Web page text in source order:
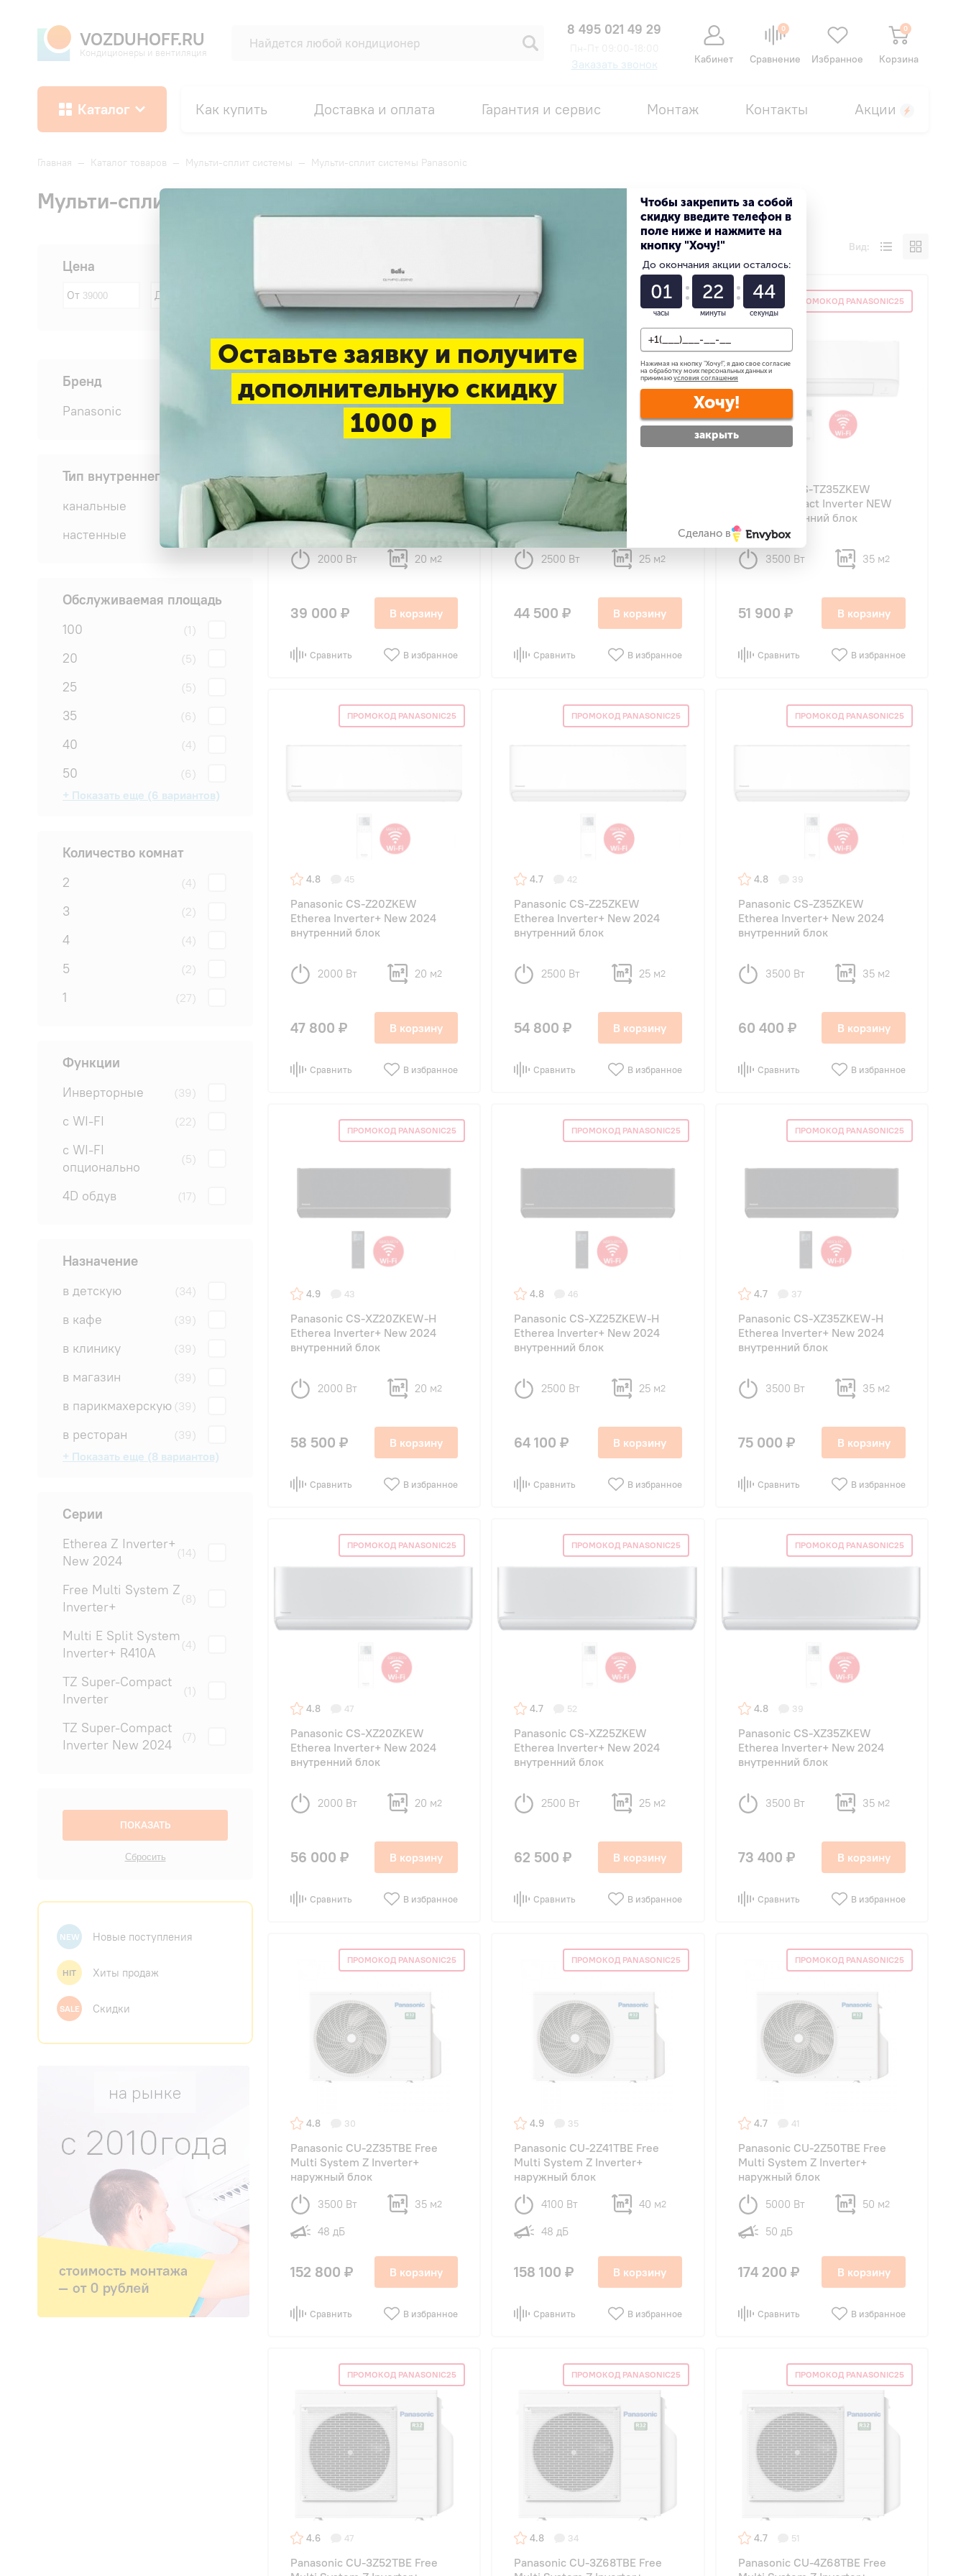
VOZDUHOFF.RU
Кондиционеры и вентиляция
8 495 021 49 29
Заказать звонок Кабинет
0
Сравнение Избранное
0
Корзина
Каталог Как купить Доставка и оплата Гарантия и сервис Монтаж Контакты Акции
Главная — Каталог товаров — Мульти-сплит системы — Мульти-сплит системы Panasonic
Мульти-сплит системы Panasonic
Цена
От До
Бренд
Panasonic (39)
Тип внутреннего блока
канальные
настенные
Обслуживаемая площадь
100 (1)
20 (5)
25 (5)
35 (6)
40 (4)
50 (6)
55 (1)
60 (2)
65 (3)
70 (3)
80 (2)
90 (1)
+ Показать еще (6 вариантов)
Количество комнат
2 (4)
3 (2)
4 (4)
5 (2)
1 (27)
Функции
Инверторные (39)
с WI-FI (22)
с WI-FI
опционально
(5)
4D обдув (17)
Назначение
в детскую (34)
в кафе (39)
в клинику (39)
в магазин (39)
в парикмахерскую (39)
в ресторан (39)
в салон (39)
в спальню (34)
в студию (34)
для квартиры (39)
для офиса (39)
на дачу (39)
на производство (39)
на склад (4)
+ Показать еще (8 вариантов)
Серии
Etherea Z Inverter+
New 2024
(14)
Free Multi System Z
Inverter+
(8)
Multi E Split System
Inverter+ R410A
(4)
TZ Super-Compact
Inverter
(1)
TZ Super-Compact
Inverter New 2024
(7)
NEW Новые поступления
HIT Хиты продаж
SALE Скидки
Вид:
Panasonic CS-TZ20ZKEW
Super-Compact Inverter NEW
2024 внутренний блок
2000 Вт 20 м2
39 000 ₽ В корзину
Сравнить В избранное
ПРОМОКОД PANASONIC25
Panasonic CS-TZ25ZKEW
Super-Compact Inverter NEW
2024 внутренний блок
2500 Вт 25 м2
44 500 ₽ В корзину
Сравнить В избранное
ПРОМОКОД PANASONIC25
Panasonic CS-TZ35ZKEW
Super-Compact Inverter NEW
2024 внутренний блок
3500 Вт 35 м2
51 900 ₽ В корзину
Сравнить В избранное
ПРОМОКОД PANASONIC25
4.8 45
Panasonic CS-Z20ZKEW
Etherea Inverter+ New 2024
внутренний блок
2000 Вт 20 м2
47 800 ₽ В корзину
Сравнить В избранное
ПРОМОКОД PANASONIC25
4.7 42
Panasonic CS-Z25ZKEW
Etherea Inverter+ New 2024
внутренний блок
2500 Вт 25 м2
54 800 ₽ В корзину
Сравнить В избранное
ПРОМОКОД PANASONIC25
4.8 39
Panasonic CS-Z35ZKEW
Etherea Inverter+ New 2024
внутренний блок
3500 Вт 35 м2
60 400 ₽ В корзину
Сравнить В избранное
ПРОМОКОД PANASONIC25
4.9 43
Panasonic CS-XZ20ZKEW-H
Etherea Inverter+ New 2024
внутренний блок
2000 Вт 20 м2
58 500 ₽ В корзину
Сравнить В избранное
ПРОМОКОД PANASONIC25
4.8 46
Panasonic CS-XZ25ZKEW-H
Etherea Inverter+ New 2024
внутренний блок
2500 Вт 25 м2
64 100 ₽ В корзину
Сравнить В избранное
ПРОМОКОД PANASONIC25
4.7 37
Panasonic CS-XZ35ZKEW-H
Etherea Inverter+ New 2024
внутренний блок
3500 Вт 35 м2
75 000 ₽ В корзину
Сравнить В избранное
ПРОМОКОД PANASONIC25
4.8 47
Panasonic CS-XZ20ZKEW
Etherea Inverter+ New 2024
внутренний блок
2000 Вт 20 м2
56 000 ₽ В корзину
Сравнить В избранное
ПРОМОКОД PANASONIC25
4.7 52
Panasonic CS-XZ25ZKEW
Etherea Inverter+ New 2024
внутренний блок
2500 Вт 25 м2
62 500 ₽ В корзину
Сравнить В избранное
ПРОМОКОД PANASONIC25
4.8 39
Panasonic CS-XZ35ZKEW
Etherea Inverter+ New 2024
внутренний блок
3500 Вт 35 м2
73 400 ₽ В корзину
Сравнить В избранное
ПРОМОКОД PANASONIC25
4.8 30
Panasonic CU-2Z35TBE Free
Multi System Z Inverter+
наружный блок
3500 Вт 35 м2
48 дБ
152 800 ₽ В корзину
Сравнить В избранное
ПРОМОКОД PANASONIC25
4.9 35
Panasonic CU-2Z41TBE Free
Multi System Z Inverter+
наружный блок
4100 Вт 40 м2
48 дБ
158 100 ₽ В корзину
Сравнить В избранное
ПРОМОКОД PANASONIC25
4.7 41
Panasonic CU-2Z50TBE Free
Multi System Z Inverter+
наружный блок
5000 Вт 50 м2
50 дБ
174 200 ₽ В корзину
Сравнить В избранное
ПРОМОКОД PANASONIC25
4.6 47
Panasonic CU-3Z52TBE Free
ПРОМОКОД PANASONIC25
4.8 34
Panasonic CU-3Z68TBE Free
ПРОМОКОД PANASONIC25
4.7 51
Panasonic CU-4Z68TBE Free
Оставьте заявку и получите
дополнительную скидку
1000 р
Чтобы закрепить за собой
скидку введите телефон в
поле ниже и нажмите на
кнопку "Хочу!"
До окончания акции осталось:
01
часы
22
минуты
43
секунды
Нажимая на кнопку "Хочу!", я даю свое согласие
на обработку моих персональных данных и
принимаю условия соглашения
Хочу!
закрыть
Сделано в